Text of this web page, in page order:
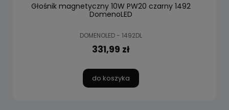
Głośnik magnetyczny 10W PW20 czarny 1492
DomenoLED
DOMENOLED - 1492DL
331,99 zł
do koszyka